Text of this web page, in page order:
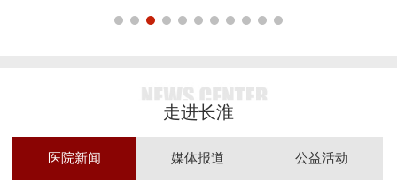
走进长淮
医院新闻 媒体报道 公益活动